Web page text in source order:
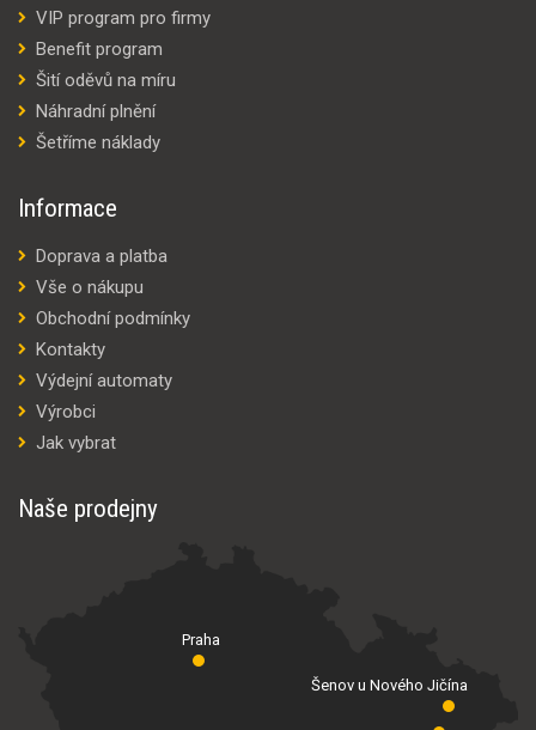
VIP program pro firmy
Benefit program
Šití oděvů na míru
Náhradní plnění
Šetříme náklady
Informace
Doprava a platba
Vše o nákupu
Obchodní podmínky
Kontakty
Výdejní automaty
Výrobci
Jak vybrat
Naše prodejny
Praha
Šenov u Nového Jičína